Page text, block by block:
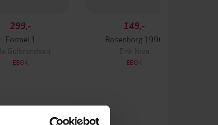
299,-
Formel 1
Gulbrandsen
EBOK
149,-
Rosenborg 1996
Erik Niva
EBOK